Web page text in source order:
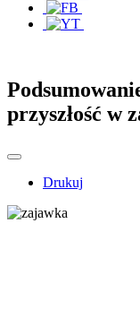
przyszłość w
Drukuj